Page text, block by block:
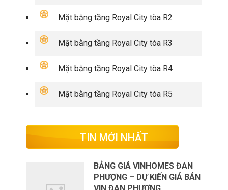
Mặt bằng tầng Royal City tòa R2
Mặt bằng tầng Royal City tòa R3
Mặt bằng tầng Royal City tòa R4
Mặt bằng tầng Royal City tòa R5
TIN MỚI NHẤT
BẢNG GIÁ VINHOMES ĐAN
PHƯỢNG – DỰ KIẾN GIÁ BÁN